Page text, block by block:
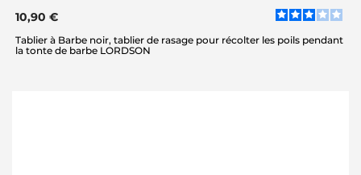
10,90 €
Tablier à Barbe noir, tablier de rasage pour récolter les poils pendant
la tonte de barbe LORDSON